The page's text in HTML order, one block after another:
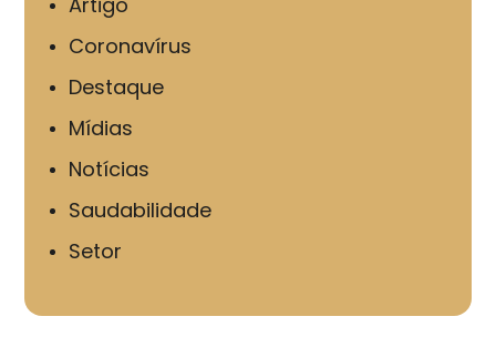
Coronavírus
Destaque
Mídias
Notícias
Saudabilidade
Setor